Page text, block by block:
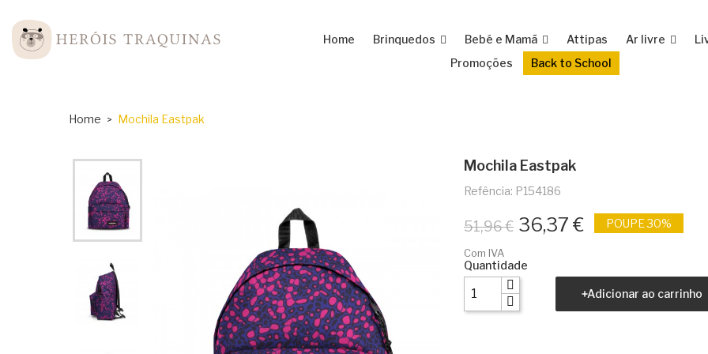
Home Brinquedos Bebé e Mamã Attipas Ar livre
Promoções
Back to School
Home Mochila Eastpak
Mochila Eastpak
Refência: P154186
51,96 € 36,37 € POUPE 30%
Com IVA
Quantidade
Adicionar ao carrinho